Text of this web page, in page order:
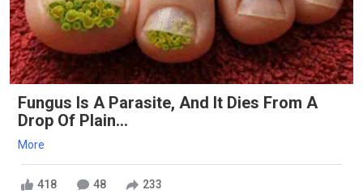
Fungus Is A Parasite, And It Dies From A
Drop Of Plain...
More
418 48 233